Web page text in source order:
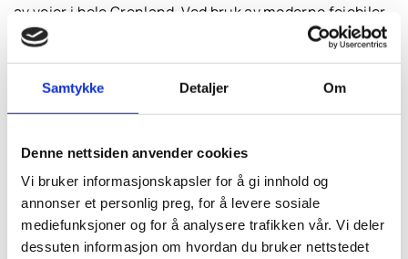
Samtykke Detaljer Om
Denne nettsiden anvender cookies
Vi bruker informasjonskapsler for å gi innhold og
annonser et personlig preg, for å levere sosiale
mediefunksjoner og for å analysere trafikken vår. Vi deler
dessuten informasjon om hvordan du bruker nettstedet
av veier i hele Grenland. Ved bruk av moderne feiebiler
med kraftig sugekapasitet fjerner vi effektivt strøsand,
trivselen for beboere og kunder, men forlenger også
og sluk.
Bedrifter